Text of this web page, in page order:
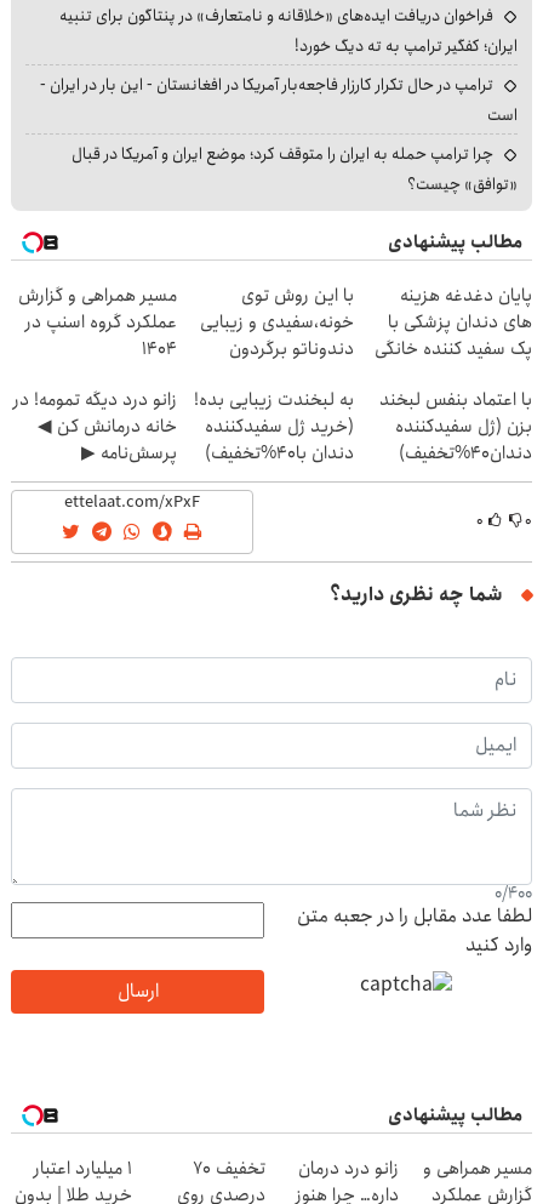
فراخوان دریافت ایده‌های «خلاقانه و نامتعارف» در پنتاگون برای تنبیه
ایران؛ کفگیر ترامپ به ته دیگ خورد!
ترامپ در حال تکرار کارزار فاجعه‌بار آمریکا در افغانستان - این بار در ایران -
است
چرا ترامپ حمله به ایران را متوقف کرد؛ موضع ایران و آمریکا در قبال
«توافق» چیست؟
مطالب پیشنهادی
پایان دغدغه هزینه
های دندان پزشکی با
پک سفید کننده خانگی
با این روش توی
خونه،سفیدی و زیبایی
دندوناتو برگردون
مسیر همراهی و گزارش
عملکرد گروه اسنپ در
۱۴۰۴
با اعتماد بنفس لبخند
بزن (ژل سفیدکننده
دندان40%تخفیف)
به لبخندت زیبایی بده!
(خرید ژل سفیدکننده
دندان با40%تخفیف)
زانو درد دیگه تمومه! در
خانه درمانش کن ◀
پرسش‌نامه ▶
۰ ۰
شما چه نظری دارید؟
0/400
لطفا عدد مقابل را در جعبه متن
وارد کنید
ارسال
مطالب پیشنهادی
مسیر همراهی و
گزارش عملکرد
زانو درد درمان
داره… چرا هنوز
تخفیف 70
درصدی روی
۱ میلیارد اعتبار
خرید طلا | بدون